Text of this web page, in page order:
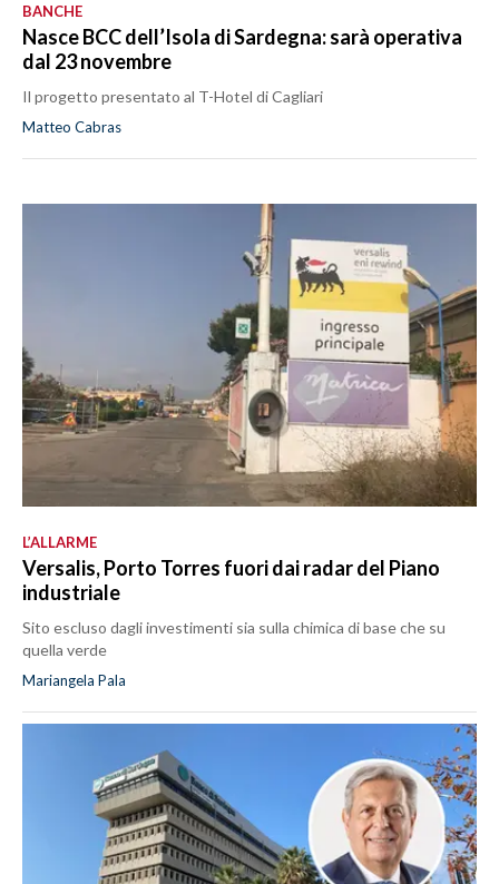
BANCHE
Nasce BCC dell’Isola di Sardegna: sarà operativa
dal 23 novembre
Il progetto presentato al T-Hotel di Cagliari
Matteo Cabras
L’ALLARME
Versalis, Porto Torres fuori dai radar del Piano
industriale
Sito escluso dagli investimenti sia sulla chimica di base che su
quella verde
Mariangela Pala